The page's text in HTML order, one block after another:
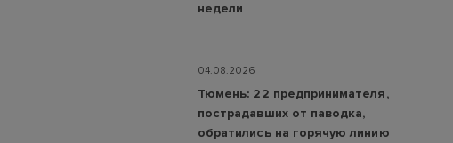
недели
04.08.2026
Тюмень: 22 предпринимателя,
пострадавших от паводка,
обратились на горячую линию